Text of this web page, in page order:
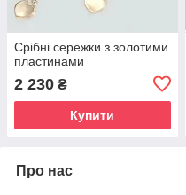
Срібні сережки з золотими
пластинами
2 230 ₴
Купити
Про нас